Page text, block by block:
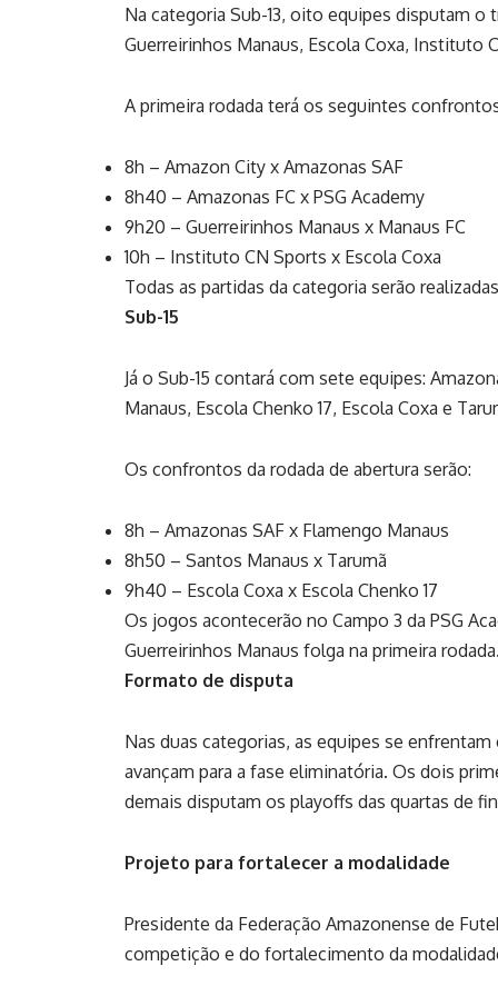
Na categoria Sub-13, oito equipes disputam o
Guerreirinhos Manaus, Escola Coxa, Instituto
A primeira rodada terá os seguintes
8h – Amazon City x Amazonas SAF
8h40 – Amazonas FC x PSG Academy
9h20 – Guerreirinhos Manaus x Manaus FC
10h – Instituto CN Sports x Escola Coxa
Todas as partidas da categoria serão
Sub-15
Já o Sub-15 contará com sete equipes:
Manaus, Escola Chenko 17, Escola Coxa e
Os confrontos da rodada de abertura serão:
8h – Amazonas SAF x Flamengo Manaus
8h50 – Santos Manaus x Tarumã
9h40 – Escola Coxa x Escola Chenko 17
Os jogos acontecerão no Campo 3 da PSG
Guerreirinhos Manaus folga na primeira
Formato de disputa
Nas duas categorias, as equipes se
avançam para a fase eliminatória. Os dois
demais disputam os playoffs das quartas de
Projeto para fortalecer a modalidade
Presidente da Federação Amazonense de
competição e do fortalecimento da